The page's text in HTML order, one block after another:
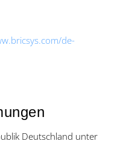
de-
Deutschland unter